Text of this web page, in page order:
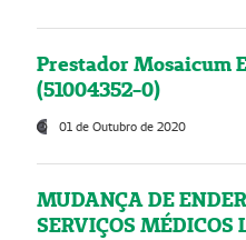
Prestador Mosaicum
(51004352-0)
01 de Outubro de 2020
MUDANÇA DE
SERVIÇOS